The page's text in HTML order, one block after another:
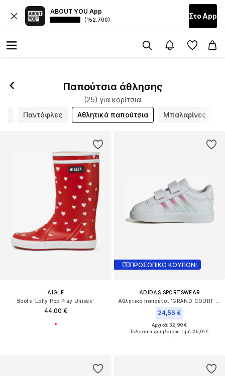
ABOUT YOU App
(152.700) Στο Αpp
Παπούτσια άθλησης
(25) για κορίτσια
Παντόφλες Αθλητικά παπούτσια Μπαλαρίνες
AIGLE
Boots 'Lolly Pop Play Unisex'
44,00 €
ΠΡΟΣΩΠΙΚΟ ΚΟΥΠΟΝΙ
ADIDAS SPORTSWEAR
24,56 €
Αρχικά: 32,90 €
Τελευταία χαμηλότερη τιμή:26,01 €